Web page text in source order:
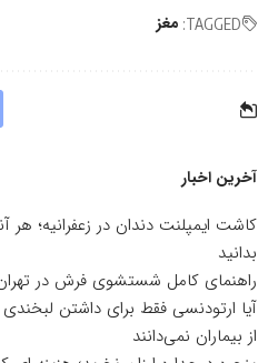
TAGGED: مغز
آخرین اخبار
کاشت ایمپلنت دندان در زعفرانیه؛ هر
بدانید
راهنمای کامل شستشوی فرش در
آیا ارتودنسی فقط برای داشتن
از بیماران نمی‌دانند